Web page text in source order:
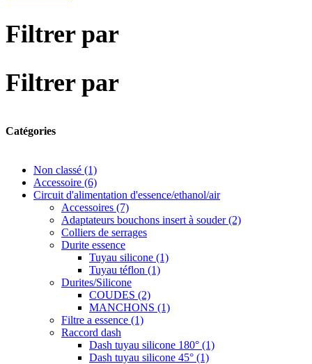
Filtrer par
Filtrer par
Catégories
Non classé (1)
Accessoire (6)
Circuit d'alimentation d'essence/ethanol/air
Accessoires (7)
Adaptateurs bouchons insert à souder(2)
Colliers de serrages
Durite essence
Tuyau silicone (1)
Tuyau téflon (1)
Durites/Silicone
COUDES (2)
MANCHONS (1)
Filtre a essence (1)
Raccord dash
Dash tuyau silicone 180° (1)
Dash tuyau silicone 45° (1)